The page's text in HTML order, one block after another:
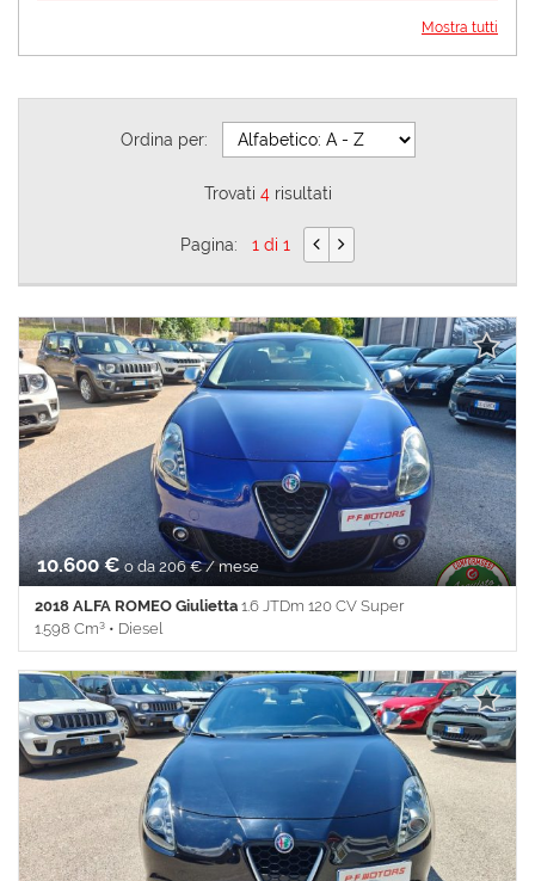
Mostra tutti
Ordina per:
Trovati 4risultati
Pagina: 1 di 1
10.600 €o da 206 € / mese
2018 ALFA ROMEO Giulietta 1.6 JTDm 120 CV Super
1.598 Cm³ • Diesel
174.000 Km • Cambio Manuale (6) • Blu metallizzato • 5 Porte •
ABS • Airbag • Airbag laterali • Airbag Passeggero • Airbag
posteriore • Airbag testa • Alzacristalli elettrici • Autoradio •
Bluetooth • Boardcomputer • Bracciolo • Cerchi in lega • Chiusura
centralizzata telecomandata • Climatizzatore • Climatizzatore
automatico, 2 zone • Controllo automatico clima • Controllo
trazione • Cruise Control • ESP • Fendinebbia • Filtro
antiparticolato • Hill holder • Immobilizzatore elettronico •
Limitatore di velocità • Luci diurne • Luci diurne LED •
Monitoraggio pressione pneumatici • Sedile posteriore sdoppiato